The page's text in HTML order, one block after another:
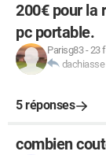
200€ pour la
pc portable.
Parisg83-23
dachiasse
5 réponses
combien